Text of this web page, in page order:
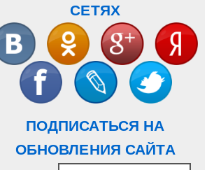
СЕТЯХ
ПОДПИСАТЬСЯ НА
ОБНОВЛЕНИЯ САЙТА